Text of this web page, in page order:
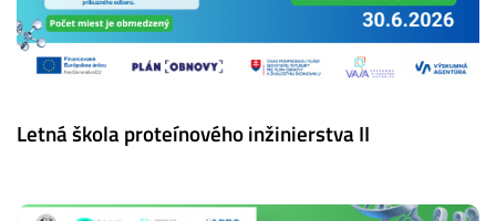
Letná škola proteínového inžinierstva II